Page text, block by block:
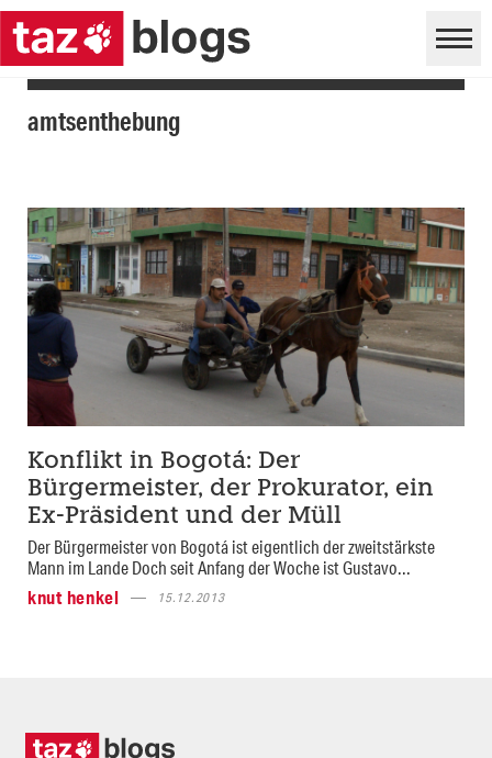
amtsenthebung
Konflikt in Bogotá: Der
Bürgermeister, der Prokurator, ein
Ex-Präsident und der Müll
Der Bürgermeister von Bogotá ist eigentlich der zweitstärkste
Mann im Lande Doch seit Anfang der Woche ist Gustavo...
knut henkel
15.12.2013